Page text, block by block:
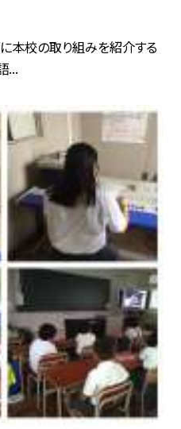
本校の取り組みを紹介する
...